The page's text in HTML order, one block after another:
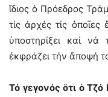
ἴδιος ὁ Πρόεδρος
τίς ἀρχές τίς
ὑποστηρίξει καί νά
ἐκφράζει τήν ἄποψή
Τό γεγονός ὅτι ὁ